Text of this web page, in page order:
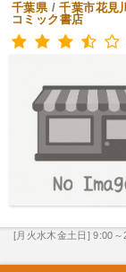
千葉県/千葉市花見
コミック書店
[月火水木金土日] 9:00～